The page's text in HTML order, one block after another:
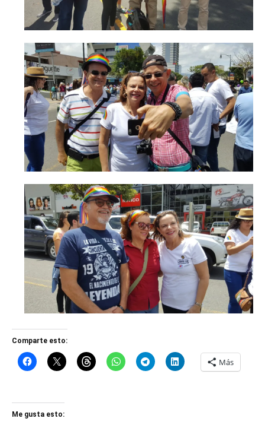
Comparte esto:
Más
Me gusta esto: